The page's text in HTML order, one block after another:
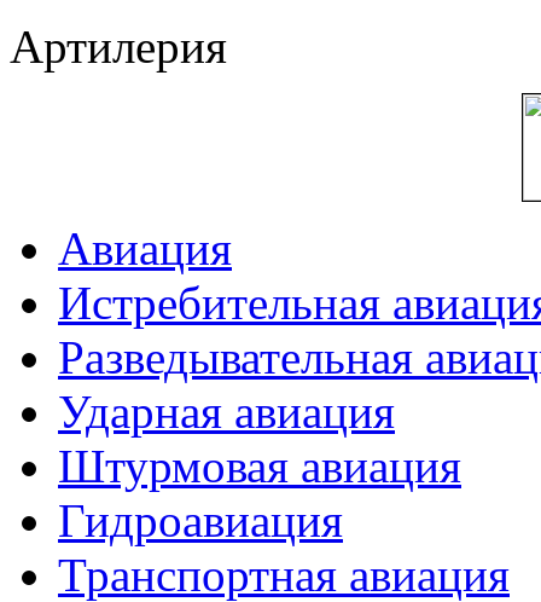
Артилерия
Авиация
Истребительная
Разведывательная
Ударная авиация
Штурмовая авиация
Гидроавиация
Транспортная авиация